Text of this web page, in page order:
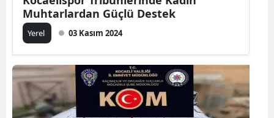
Muhtarlardan Güçlü Destek
Yerel 03 Kasım 2024